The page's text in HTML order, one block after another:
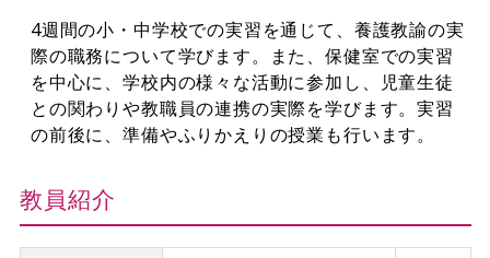
4週間の小・中学校での実習を通じて、養護教諭の実
際の職務について学びます。また、保健室での実習
を中心に、学校内の様々な活動に参加し、児童生徒
との関わりや教職員の連携の実際を学びます。実習
の前後に、準備やふりかえりの授業も行います。
教員紹介